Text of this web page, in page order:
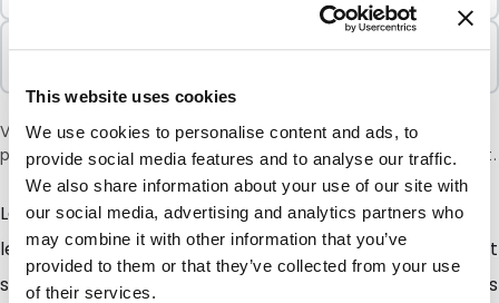
This website uses cookies
We use cookies to personalise content and ads, to
provide social media features and to analyse our traffic.
We also share information about your use of our site with
our social media, advertising and analytics partners who
may combine it with other information that you’ve
provided to them or that they’ve collected from your use
of their services.
Vendu par lots
Veuillez noter: une surtaxe de 6 % sera appliquée lors du
paiement en raison de la situation actuelle au Moyen-Orient.
Les blisters de transport ont été développés pour
lexpédition déchantillons médicaux et diagnostiques et
sont fabriqués de polypropylène solide. Les dimensions